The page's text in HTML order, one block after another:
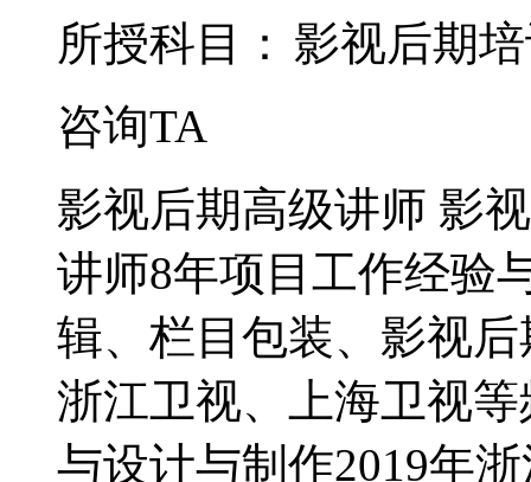
所授科目： 影视后期
咨询TA
影视后期高级讲师 影
讲师8年项目工作经验
辑、栏目包装、影视
浙江卫视、上海卫视
与设计与制作2019年